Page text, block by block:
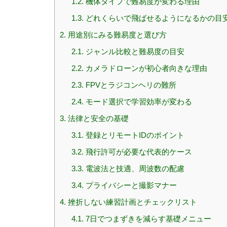
1.3. どれくらいで飛ばせるようになるかの目
2. 用途別にみる難易度と選び方
2.1. ジャンル比較と難易度の目安
2.2. カメラドローンが初心者向きな理由
2.3. FPVとラジコンヘリの難所
2.4. モード選択で学習効率が変わる
3. 法律と安全の基礎
3.1. 登録とリモートIDのポイント
3.2. 飛行許可が必要な代表的ケース
3.3. 電波法と技適、周波数の配慮
3.4. プライバシーと撮影マナー
4. 挫折しない練習計画とチェックリスト
4.1. 7日でつまずきを減らす基礎メニュー